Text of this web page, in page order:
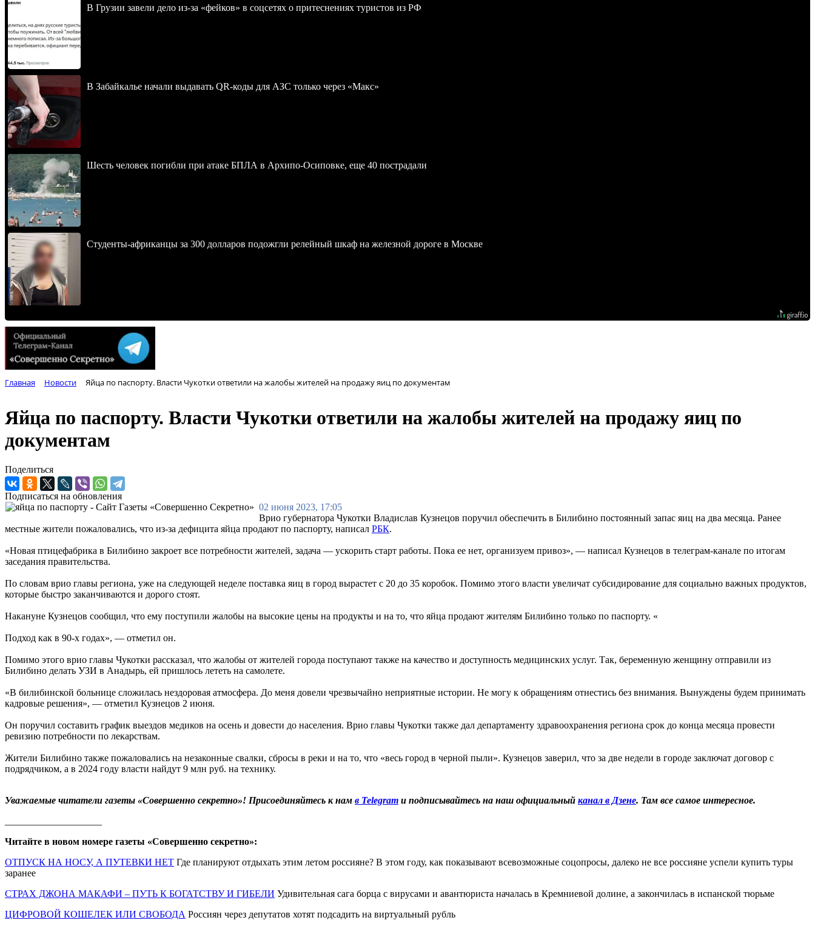
В Грузии завели дело из-за «фейков» в соцсетях о притеснениях туристов из РФ
В Забайкалье начали выдавать QR-коды для АЗС только через «Макс»
Шесть человек погибли при атаке БПЛА в Архипо-Осиповке, еще 40 пострадали
Студенты-африканцы за 300 долларов подожгли релейный шкаф на железной дороге в Москве
Главная Новости Яйца по паспорту. Власти Чукотки ответили на жалобы жителей на продажу яиц по документам
Яйца по паспорту. Власти Чукотки ответили на жалобы жителей на продажу яиц по
документам
Поделиться
Подписаться на обновления
02 июня 2023, 17:05
Врио губернатора Чукотки Владислав Кузнецов поручил обеспечить в Билибино постоянный запас яиц на два месяца. Ранее
местные жители пожаловались, что из-за дефицита яйца продают по паспорту, написал РБК.
«Новая птицефабрика в Билибино закроет все потребности жителей, задача — ускорить старт работы. Пока ее нет, организуем привоз», — написал Кузнецов в телеграм-канале по итогам
заседания правительства.
По словам врио главы региона, уже на следующей неделе поставка яиц в город вырастет с 20 до 35 коробок. Помимо этого власти увеличат субсидирование для социально важных продуктов,
которые быстро заканчиваются и дорого стоят.
Накануне Кузнецов сообщил, что ему поступили жалобы на высокие цены на продукты и на то, что яйца продают жителям Билибино только по паспорту. «
Подход как в 90-х годах», — отметил он.
Помимо этого врио главы Чукотки рассказал, что жалобы от жителей города поступают также на качество и доступность медицинских услуг. Так, беременную женщину отправили из
Билибино делать УЗИ в Анадырь, ей пришлось лететь на самолете.
«В билибинской больнице сложилась нездоровая атмосфера. До меня довели чрезвычайно неприятные истории. Не могу к обращениям отнестись без внимания. Вынуждены будем принимать
кадровые решения», — отметил Кузнецов 2 июня.
Он поручил составить график выездов медиков на осень и довести до населения. Врио главы Чукотки также дал департаменту здравоохранения региона срок до конца месяца провести
ревизию потребности по лекарствам.
Жители Билибино также пожаловались на незаконные свалки, сбросы в реки и на то, что «весь город в черной пыли». Кузнецов заверил, что за две недели в городе заключат договор с
подрядчиком, а в 2024 году власти найдут 9 млн руб. на технику.
Уважаемые читатели газеты «Совершенно секретно»! Присоединяйтесь к нам в Telegram и подписывайтесь на наш официальный канал в Дзене. Там все самое интересное.
Читайте в новом номере газеты «Совершенно секретно»:
ОТПУСК НА НОСУ, А ПУТЕВКИ НЕТ Где планируют отдыхать этим летом россияне? В этом году, как показывают всевозможные соцопросы, далеко не все россияне успели купить туры
заранее
СТРАХ ДЖОНА МАКАФИ – ПУТЬ К БОГАТСТВУ И ГИБЕЛИ Удивительная сага борца с вирусами и авантюриста началась в Кремниевой долине, а закончилась в испанской тюрьме
ЦИФРОВОЙ КОШЕЛЕК ИЛИ СВОБОДА Россиян через депутатов хотят подсадить на виртуальный рубль